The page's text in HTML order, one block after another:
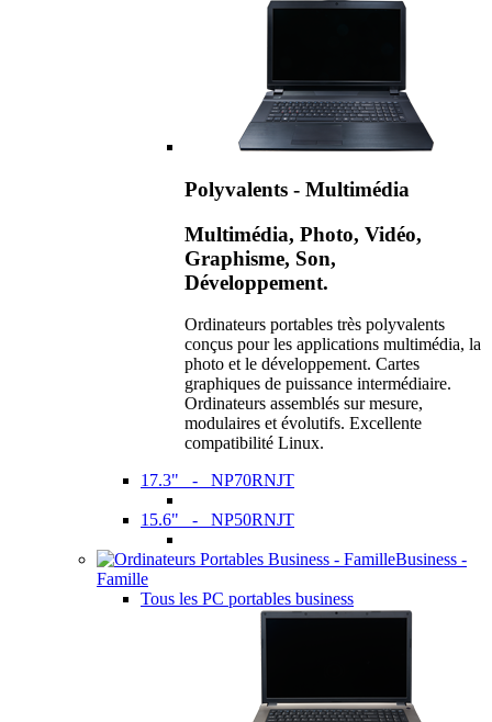
Polyvalents - Multimédia
Multimédia, Photo, Vidéo,
Graphisme, Son,
Développement.
Ordinateurs portables très polyvalents
conçus pour les applications multimédia, la
photo et le développement. Cartes
graphiques de puissance intermédiaire.
Ordinateurs assemblés sur mesure,
modulaires et évolutifs. Excellente
compatibilité Linux.
17.3" - NP70RNJT
15.6" - NP50RNJT
Business -
Famille
Tous les PC portables business